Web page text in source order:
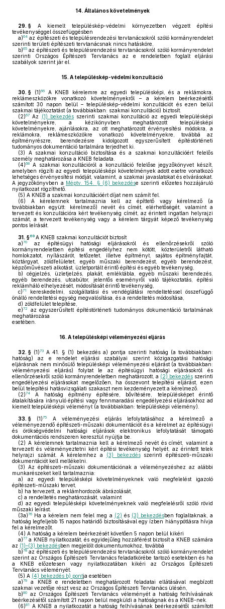
14. Általános követelmények
29. § A kiemelt településkép-védelmi környezetben végzett építési
tevékenységgel összefüggésben
a)64 az építészeti és településrendezési tervtanácsokról szóló kormányrendelet
szerinti területi építészeti tervtanácsnak nincs hatásköre,
b)65 az építészeti és településrendezési tervtanácsokról szóló kormányrendelet
szerinti Országos Építészeti Tervtanács az e rendeletben foglalt eljárási
szabályok szerint jár el.
15. A településkép-védelmi konzultáció
30. § (1)66A KNEB kérelemre az egyedi településképi, és a reklámokra,
reklámeszközökre vonatkozó követelményekről – a kérelem beérkezésétől
számított 30 napon belül – településkép-védelmi konzultációt és ezen belül
szakmai tájékoztatást (a továbbiakban: szakmai konzultáció) biztosít.
(2)67 Az (1) bekezdés szerinti szakmai konzultáció az egyedi településképi
követelményekre, a kézikönyvben meghatározott településképi
követelményekre, ajánlásokra, az ott meghatározott érvényesítési módokra, a
reklámokra, reklámeszközökre vonatkozó követelményekre, továbbá az
építményrészre, berendezésre kidolgozott egyszerűsített építéstörténeti
tudományos dokumentáció tartalmára terjedhet ki.
(3) A szakmai konzultáció biztosítása és a szakmai konzultációért felelős
személy meghatározása a KNEB feladata.
(4)68
A szakmai konzultációról a konzultáció felelőse jegyzőkönyvet készít,
amelyben rögzíti az egyedi településképi követelmények adott esetre vonatkozó
lehetséges érvényesítési módját, valamint, a szakmai javaslatokat és elvárásokat.
A jegyzőkönyvben a Méptv. 154. § (6) bekezdése szerinti előzetes hozzájáruló
nyilatkozat rögzíthető.
(5) A KNEB a szakmai konzultációért díjat nem számít fel.
(6) A kérelemnek tartalmaznia kell az építtető vagy kérelmező (a
továbbiakban együtt: kérelmező) nevét és címét, elérhetőségét, valamint a
tervezett és konzultációra kért tevékenység címét, az érintett ingatlan helyrajzi
számát, a tervezett tevékenység vagy a kérelem tárgyát képező tevékenység
pontos leírását.
31. §69 A KNEB szakmai konzultációt biztosít
a)70
az építésügyi hatósági eljárásokról és ellenőrzésekről szóló
kormányrendeletben építési engedélyhez nem kötött, közterületről látható
homlokzatot, nyílászárót, tetőzetet, illetve építményt, sajátos építményfajtát,
köztárgyat, zöldfelületet, egyéb műszaki berendezést, egyéb berendezést,
képzőművészeti alkotást, üzletportált érintő építési és egyéb tevékenység,
b) cégjelzés, üzletjelzés, plakát, emléktábla, egyéb műszaki berendezés,
egyéb berendezés, utcabútor, jelentős eseményről való tájékoztatás, építési
reklámháló elhelyezését, módosítását érintő tevékenység,
c)71
kereskedelmi, szolgáltatási és vendéglátási rendeltetéssel összefüggő
önálló rendeltetési egység megvalósítása, és a rendeltetés módosítása,
d) zöldfelület telepítése,
e)72
az egyszerűsített építéstörténeti tudományos dokumentáció tartalmának
meghatározása
esetében.
16. A településképi véleményezési eljárás
32. § (1)73 A 41. § (1) bekezdés a) pontja szerinti hatóság (a továbbiakban:
hatóság) az e rendelet eljárási szabályai szerint közigazgatási hatósági
eljárásnak nem minősülő településképi véleményezési eljárást (a továbbiakban:
véleményezési eljárás) folytat le az építésügyi hatósági eljárásokról és
ellenőrzésekről szóló kormányrendeletben meghatározott, a (2) bekezdés szerinti
engedélyezési eljárásokat megelőzően, ha összevont telepítési eljárást, ezen
belül telepítési hatásvizsgálati szakaszt nem kezdeményezett a kérelmező.
(2)74
A hatóság építmény építésére, bővítésére, településképet érintő
átalakítására irányuló építési vagy fennmaradási engedélyezési eljárásokhoz ad
kiemelt településképi véleményt (a továbbiakban: településképi vélemény).
33. § (1)75
A véleményezési eljárás lefolytatásához a kérelmező a
véleményezendő építészeti-műszaki dokumentációt és a kérelmet az építésügyi
és örökségvédelmi hatósági eljárások elektronikus lefolytatását támogató
dokumentációs rendszeren keresztül nyújtja be.
(2) A kérelemnek tartalmaznia kell a kérelmező nevét és címét, valamint a
tervezett és véleményeztetni kért építési tevékenység helyét, az érintett telek
helyrajzi számát. A kérelemhez a
(3) bekezdésszerinti építészeti-műszaki
dokumentációt kell mellékelni.
(3) Az építészeti-műszaki dokumentációnak a véleményezéshez az alábbi
munkarészeket kell tartalmaznia:
a) az egyedi településképi követelményeknek való megfelelést igazoló
építészeti-műszaki tervet,
b) ha tervezett, a reklámhordozók ábrázolását,
c) a rendeltetés meghatározását, valamint
d) az egyedi településképi követelményeknek való megfelelésről szóló rövid
műszaki leírást.
(3a)76 Ha a kérelem nem felel meg a (2) és (3) bekezdésben foglaltaknak, a
hatóság legfeljebb 15 napos határidő biztosításával egy ízben hiánypótlásra hívja
fel a kérelmezőt.
(4) A hatóság a kérelem beérkezését követően 5 napon belül kikéri
a)77 a KNEB nyilatkozatát, és egyidejűleg hozzáférést biztosít a KNEB számára
az (1)–(3) bekezdésben megjelölt dokumentumokhoz, továbbá
b)78 az építészeti és településrendezési tervtanácsokról szóló kormányrendelet
szerint az Országos Építészeti Tervtanács feladatkörébe tartozó esetekben és ha
a KNEB előzetesen vagy nyilatkozatában kikéri az Országos Építészeti
Tervtanács véleményét.
(5) A (4) bekezdés b) pontja esetében
a)79
a KNEB e rendeletben meghatározott feladatai ellátásával megbízott
szakmai vezetője részt vesz az Országos Építészeti Tervtanács ülésén,
b)80
az Országos Építészeti Tervtanács véleményét a hatóság felhívásának
beérkezésétől számított 21 napon belül megküldi a hatóságnak és a KNEB-nek.
(6)81
A KNEB a nyilatkozatát a hatóság felhívásának beérkezésétől számított